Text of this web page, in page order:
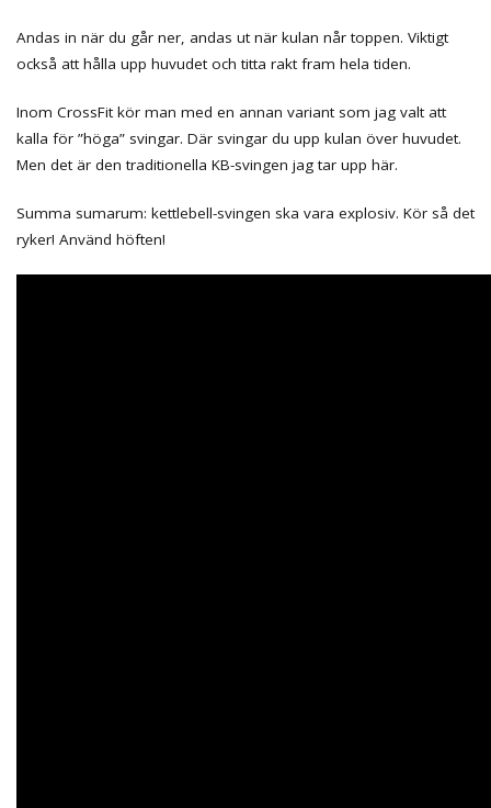
Andas in när du går ner, andas ut när kulan når toppen. Viktigt
också att hålla upp huvudet och titta rakt fram hela tiden.
Inom CrossFit kör man med en annan variant som jag valt att
kalla för ”höga” svingar. Där svingar du upp kulan över huvudet.
Men det är den traditionella KB-svingen jag tar upp här.
Summa sumarum: kettlebell-svingen ska vara explosiv. Kör så det
ryker! Använd höften!